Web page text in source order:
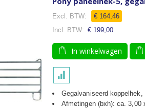
€ 164,46
€ 199,00
In winkelwagen
Gegalvaniseerd
Afmetingen (bxh): ca. 3,00